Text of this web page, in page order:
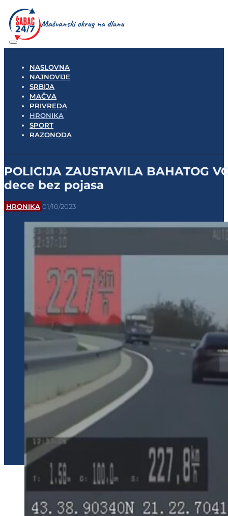
NASLOVNA
NAJNOVIJE
SRBIJA
MAČVA
PRIVREDA
HRONIKA
SPORT
RAZONODA
POLICIJA ZAUSTAVILA BAHATOG
dece bez pojasa
HRONIKA 01/10/2023